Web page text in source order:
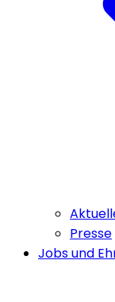
Presse
Jobs und